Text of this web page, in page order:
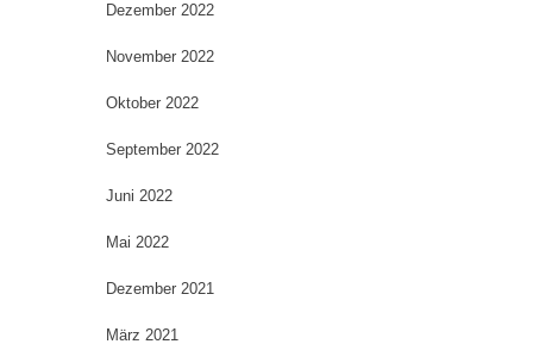
Dezember 2022
November 2022
Oktober 2022
September 2022
Juni 2022
Mai 2022
Dezember 2021
März 2021